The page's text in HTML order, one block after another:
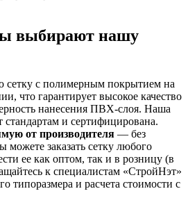
выбирают нашу
с полимерным покрытием на
что гарантирует высокое качество
нанесения ПВХ-слоя. Наша
стандартам и сертифицирована.
от производителя — без
можете заказать сетку любого
ее как оптом, так и в розницу (в
к специалистам «СтройНэт»
типоразмера и расчета стоимости с